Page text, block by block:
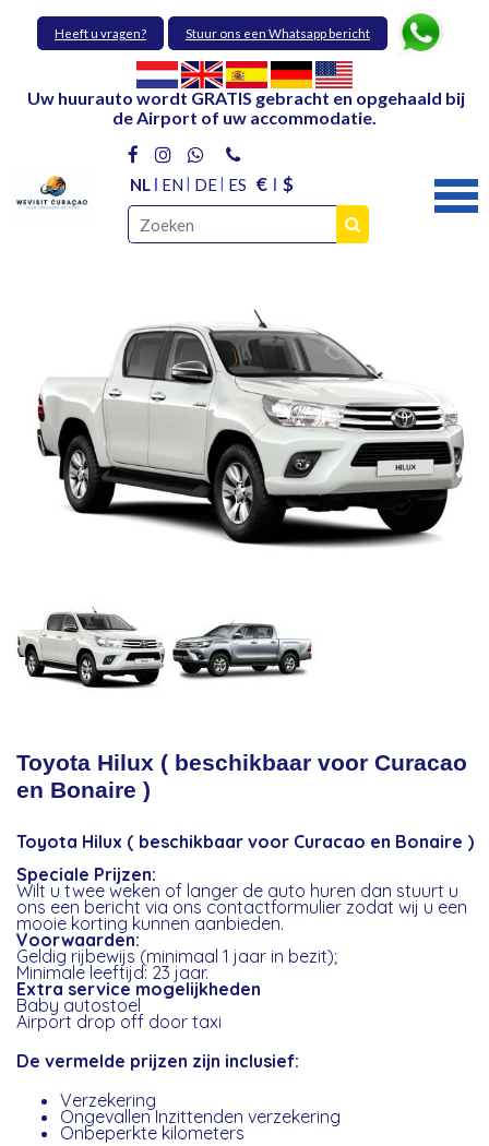
Heeft u vragen? Stuur ons een Whatsapp bericht
Uw huurauto wordt GRATIS gebracht en opgehaald bij
de Airport of uw accommodatie.
NL EN DE ES € $
Toyota Hilux ( beschikbaar voor Curacao
en Bonaire )
Toyota Hilux ( beschikbaar voor Curacao en Bonaire )
Speciale Prijzen:
Wilt u twee weken of langer de auto huren dan stuurt u
ons een bericht via ons contactformulier zodat wij u een
mooie korting kunnen aanbieden.
Voorwaarden:
Geldig rijbewijs (minimaal 1 jaar in bezit);
Minimale leeftijd: 23 jaar.
Extra service mogelijkheden
Baby autostoel
Airport drop off door taxi
De vermelde prijzen zijn inclusief:
Verzekering
Ongevallen Inzittenden verzekering
Onbeperkte kilometers